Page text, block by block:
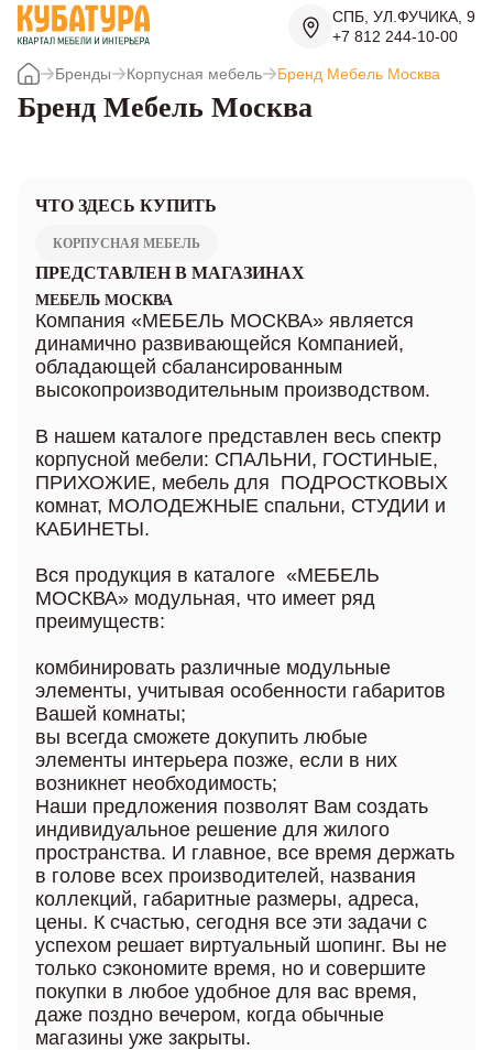
СПБ, УЛ.ФУЧИКА, 9
+7 812 244-10-00
Бренды Корпусная мебель Бренд Мебель Москва
Бренд Мебель Москва
ЧТО ЗДЕСЬ КУПИТЬ
КОРПУСНАЯ МЕБЕЛЬ
ПРЕДСТАВЛЕН В МАГАЗИНАХ
МЕБЕЛЬ МОСКВА
Компания «МЕБЕЛЬ МОСКВА» является
динамично развивающейся Компанией,
обладающей сбалансированным
высокопроизводительным производством.
В нашем каталоге представлен весь спектр
корпусной мебели: СПАЛЬНИ, ГОСТИНЫЕ,
ПРИХОЖИЕ, мебель для ПОДРОСТКОВЫХ
комнат, МОЛОДЕЖНЫЕ спальни, СТУДИИ и
КАБИНЕТЫ.
Вся продукция в каталоге «МЕБЕЛЬ
МОСКВА» модульная, что имеет ряд
преимуществ:
комбинировать различные модульные
элементы, учитывая особенности габаритов
Вашей комнаты;
вы всегда сможете докупить любые
элементы интерьера позже, если в них
возникнет необходимость;
Наши предложения позволят Вам создать
индивидуальное решение для жилого
пространства. И главное, все время держать
в голове всех производителей, названия
коллекций, габаритные размеры, адреса,
цены. К счастью, сегодня все эти задачи с
успехом решает виртуальный шопинг. Вы не
только сэкономите время, но и совершите
покупки в любое удобное для вас время,
даже поздно вечером, когда обычные
магазины уже закрыты.